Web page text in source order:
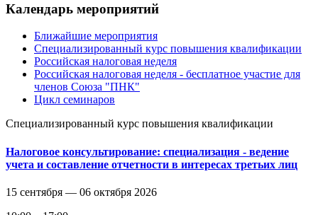
Календарь мероприятий
Ближайшие мероприятия
Специализированный курс повышения квалификации
Российская налоговая неделя
Российская налоговая неделя - бесплатное участие для
членов Союза "ПНК"
Цикл семинаров
Специализированный курс повышения квалификации
Налоговое консультирование: специализация - ведение
учета и составление отчетности в интересах третьих лиц
15 сентября — 06 октября 2026